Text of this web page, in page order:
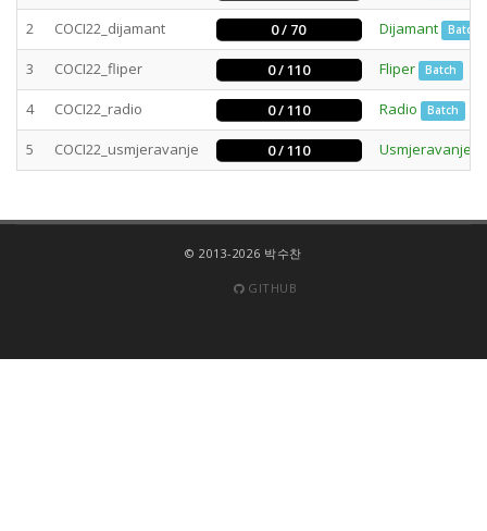
2 COCI22_dijamant 0 / 70 Dijamant Batch
3 COCI22_fliper 0 / 110 Fliper Batch
4 COCI22_radio 0 / 110 Radio Batch
5 COCI22_usmjeravanje 0 / 110 Usmjeravanje
© 2013-2026 박수찬
GITHUB